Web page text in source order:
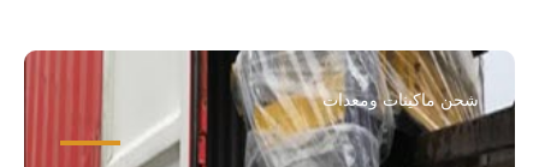
شحن ماكينات ومعدات